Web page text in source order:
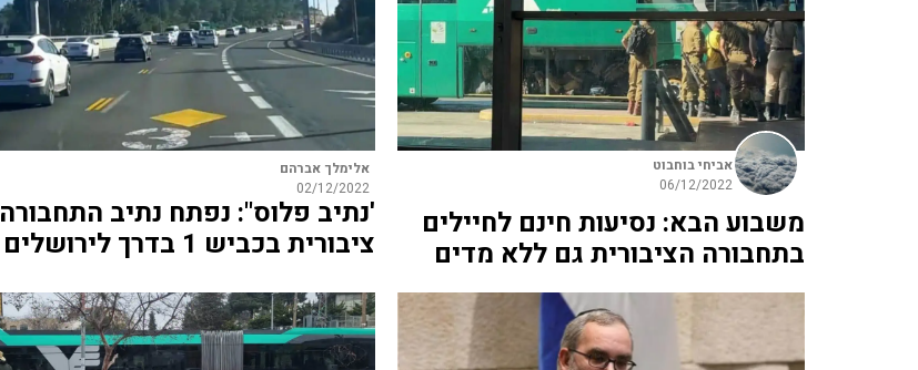
אביחי בוחבוט
06/12/2022
משבוע הבא: נסיעות חינם לחיילים
בתחבורה הציבורית גם ללא מדים
אלימלך אברהם
02/12/2022
'נתיב פלוס": נפתח נתיב התחבורה
ציבורית בכביש 1 בדרך לירושלים